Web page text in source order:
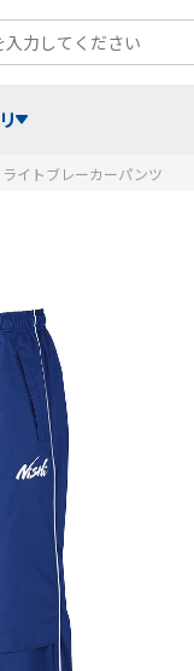
ツ
ライトブレーカーパンツ